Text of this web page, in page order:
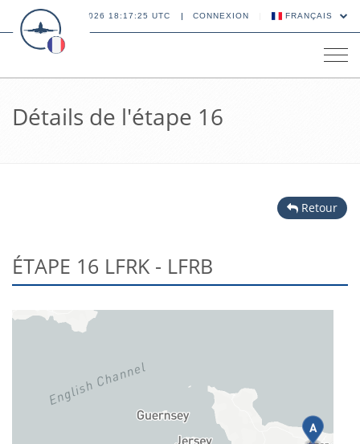
07 AOÛT 2026 18:17:25 UTC CONNEXION FRANÇAIS
Détails de l'étape 16
Retour
ÉTAPE 16 LFRK - LFRB